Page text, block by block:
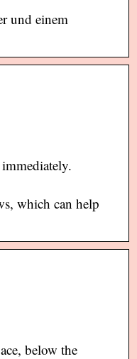
und einem
which can help
below the